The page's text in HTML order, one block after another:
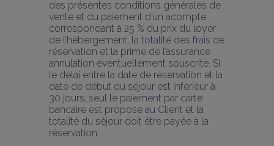
des présentes conditions générales de
vente et du paiement d’un acompte
correspondant à 25 % du prix du loyer
de l’hébergement, la totalité des frais de
réservation et la prime de l’assurance
annulation éventuellement souscrite. Si
le délai entre la date de réservation et la
date de début du séjour est inférieur à
30 jours, seul le paiement par carte
bancaire est proposé au Client et la
totalité du séjour doit être payée à la
réservation.